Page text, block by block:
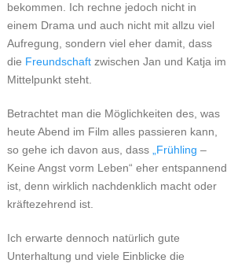
bekommen. Ich rechne jedoch nicht in
einem Drama und auch nicht mit allzu viel
Aufregung, sondern viel eher damit, dass
die Freundschaftzwischen Jan und Katja im
Mittelpunkt steht.
Betrachtet man die Möglichkeiten des, was
heute Abend im Film alles passieren kann,
so gehe ich davon aus, dass „Frühling –
Keine Angst vorm Leben“ eher entspannend
ist, denn wirklich nachdenklich macht oder
kräftezehrend ist.
Ich erwarte dennoch natürlich gute
Unterhaltung und viele Einblicke die